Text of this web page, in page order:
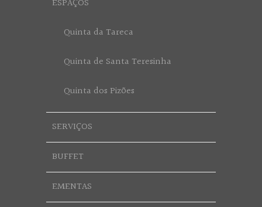
ESPAÇOS
Quinta da Tareca
Quinta de Santa Teresinha
Quinta dos Pizões
SERVIÇOS
BUFFET
EMENTAS